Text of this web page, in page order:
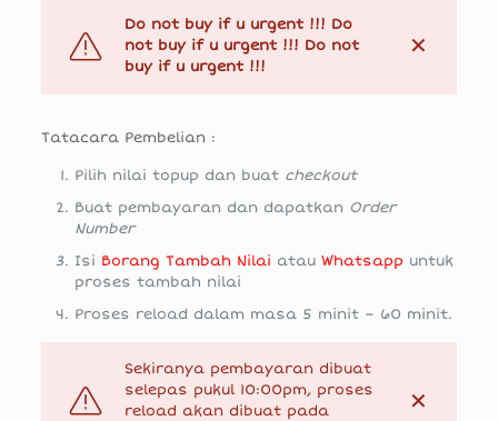
Do not buy if u urgent !!! Do
not buy if u urgent !!! Do not
buy if u urgent !!!
✕
Tatacara Pembelian :
Pilih nilai topup dan buat checkout
Buat pembayaran dan dapatkan Order
Number
Isi Borang Tambah Nilai atau Whatsapp untuk
proses tambah nilai
Proses reload dalam masa 5 minit – 60 minit.
Sekiranya pembayaran dibuat
selepas pukul 10:00pm, proses
reload akan dibuat pada
✕